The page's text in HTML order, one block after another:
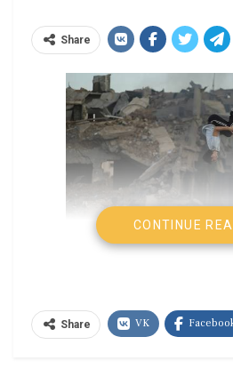
Share
Sin embargo, es apenas el
de acuerdos similares
CONTINUE
Share VK